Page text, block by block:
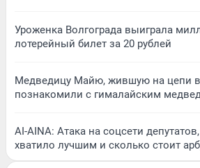
Уроженка Волгограда выиграла
лотерейный билет за 20 рублей
Медведицу Майю, жившую на цепи
познакомили с гималайским
AI-AINA: Атака на соцсети
хватило лучшим и сколько стоит